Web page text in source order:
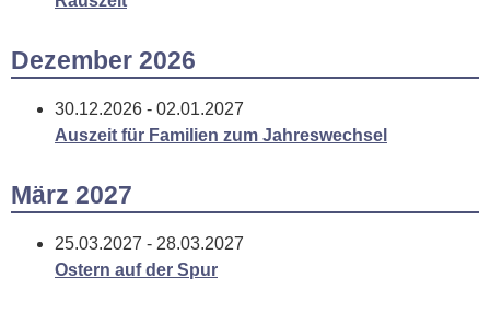
Dezember 2026
30.12.2026 - 02.01.2027
Auszeit für Familien zum Jahreswechsel
März 2027
25.03.2027 - 28.03.2027
Ostern auf der Spur